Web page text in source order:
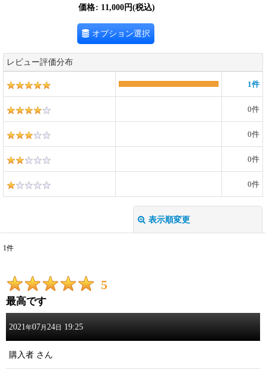
価格: 11,000円(税込)
オプション選択
レビュー評価分布
1件
0件
0件
0件
0件
表示順変更
期間:
星の数 :
1件
5
最高です
2021年07月24日 19:25
購入者 さん